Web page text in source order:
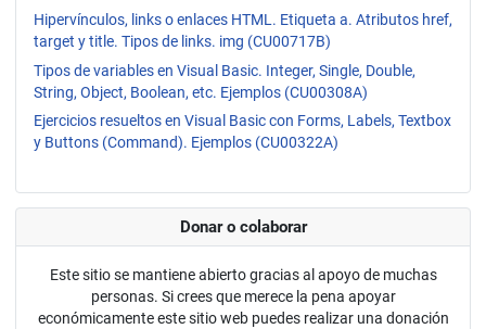
Hipervínculos, links o enlaces HTML. Etiqueta a. Atributos href,
target y title. Tipos de links. img (CU00717B)
Tipos de variables en Visual Basic. Integer, Single, Double,
String, Object, Boolean, etc. Ejemplos (CU00308A)
Ejercicios resueltos en Visual Basic con Forms, Labels, Textbox
y Buttons (Command). Ejemplos (CU00322A)
Donar o colaborar
Este sitio se mantiene abierto gracias al apoyo de muchas
personas. Si crees que merece la pena apoyar
económicamente este sitio web puedes realizar una donación